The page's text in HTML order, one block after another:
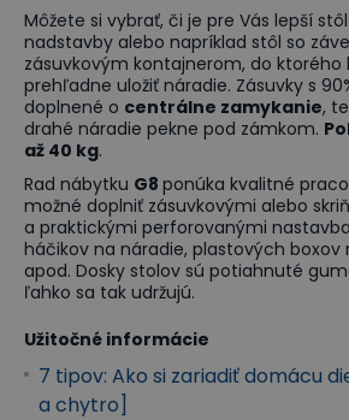
Môžete si vybrať, či je pre Vás lepší
nadstavby alebo napríklad stôl so
zásuvkovým kontajnerom, do
prehľadne uložiť náradie. Zásuvky s
doplnené o centrálne zamykanie,
drahé náradie pekne pod zámkom.
až 40 kg.
Rad nábytku G8 ponúka kvalitné
možné doplniť zásuvkovými alebo
a praktickými perforovanými
háčikov na náradie, plastových boxov
apod. Dosky stolov sú potiahnuté
ľahko sa tak udržujú.
Užitočné informácie
7 tipov: Ako si zariadiť domácu
a chytro]